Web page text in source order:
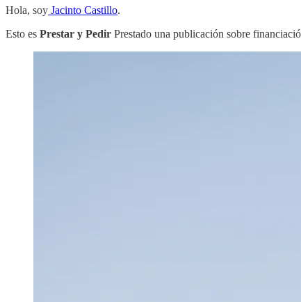
Hola, soy Jacinto Castillo.
Esto es Prestar y Pedir Prestado una publicación sobre